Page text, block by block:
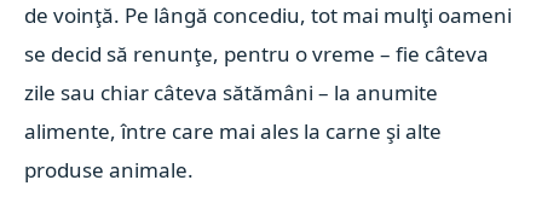
de voinţă. Pe lângă concediu, tot mai mulţi oameni
se decid să renunţe, pentru o vreme – fie câteva
zile sau chiar câteva sătămâni – la anumite
alimente, între care mai ales la carne şi alte
produse animale.